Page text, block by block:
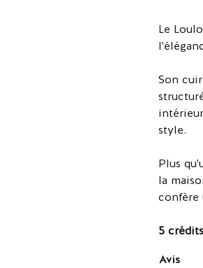
Le
Son
style.
Plus
la
confère
5 crédits
Avis